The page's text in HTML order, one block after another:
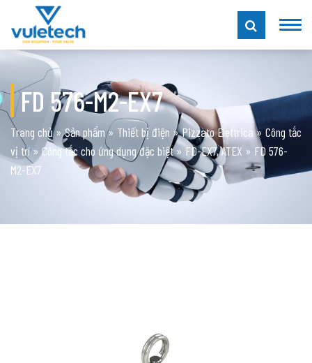
FD 576-M2-EX7
Trang chủ»Sản phẩm» Thiết bị điện »Pizzato Elettrica» Công tắc
vị trí »Công tắc cho ứng dụng đặc biệt»FD-EX7, ATEX » FD 576-
M2-EX7